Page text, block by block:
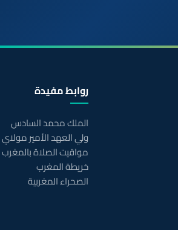
روابط مفيدة
الملك محمد السادس
ولي العهد الأمير
مواقيت الصلاة بالمغرب
خريطة المغرب
الصحراء المغربية